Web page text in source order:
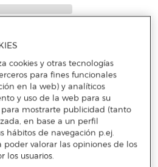
cookies y otras tecnologías
para fines funcionales
en la web) y analíticos
y uso de la web para su
mostrarte publicidad (tanto
en base a un perfil
hábitos de navegación p.ej.
poder valorar las opiniones de los
los usuarios.